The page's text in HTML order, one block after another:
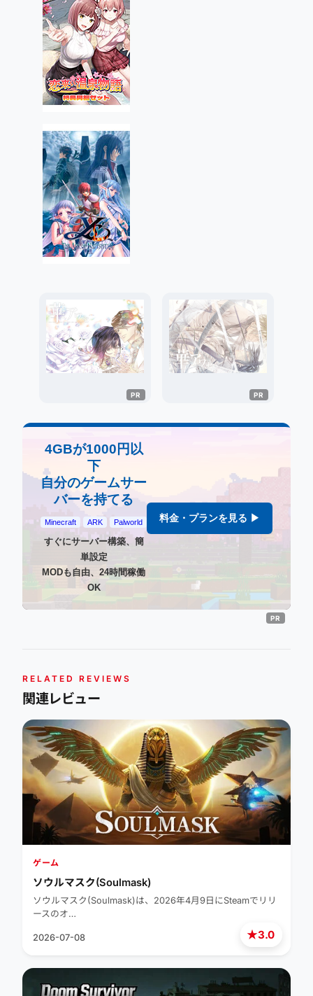
4GBが1000円以
下
自分のゲームサー
バーを持てる
Minecraft ARK Palworld
すぐにサーバー構築、簡
単設定
MODも自由、24時間稼働
OK
料金・プランを見る ▶
RELATED REVIEWS
関連レビュー
★3.0
ゲーム
ソウルマスク(Soulmask)
ソウルマスク(Soulmask)は、2026年4月9日にSteamでリリ
ースのオ…
2026-07-08